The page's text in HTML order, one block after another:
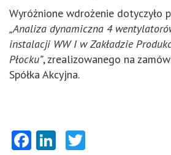
Wyróżnione wdrożenie dotyczyło
„Analiza dynamiczna 4
instalacji WW I w Zakładzie
Płocku”, zrealizowanego na
Spółka Akcyjna.
Facebook
LinkedIn